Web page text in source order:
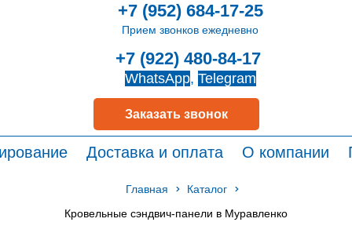
+7 (952) 684-17-25
Прием звонков ежедневно
+7 (922) 480-84-17
WhatsApp, Telegram
Заказать звонок
Доставка и оплата О компании
Главная
Каталог
Кровельные сэндвич-панели в Муравленко